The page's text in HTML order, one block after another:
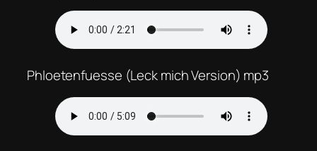
Phloetenfuesse (Leck mich Version) mp3